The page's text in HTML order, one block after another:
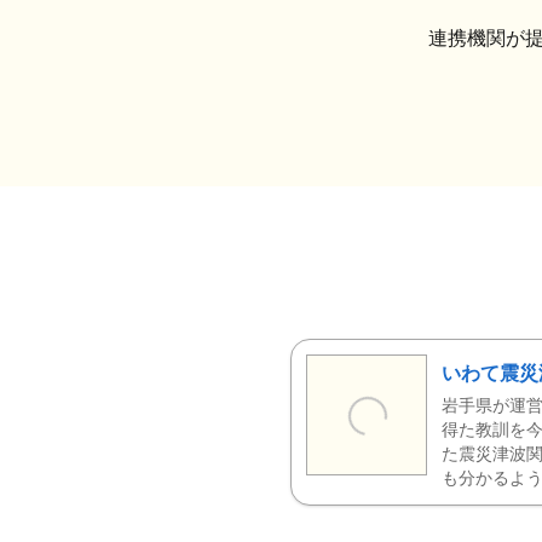
連携機関が
いわて震
岩手県が運
得た教訓を
た震災津波
も分かるよ